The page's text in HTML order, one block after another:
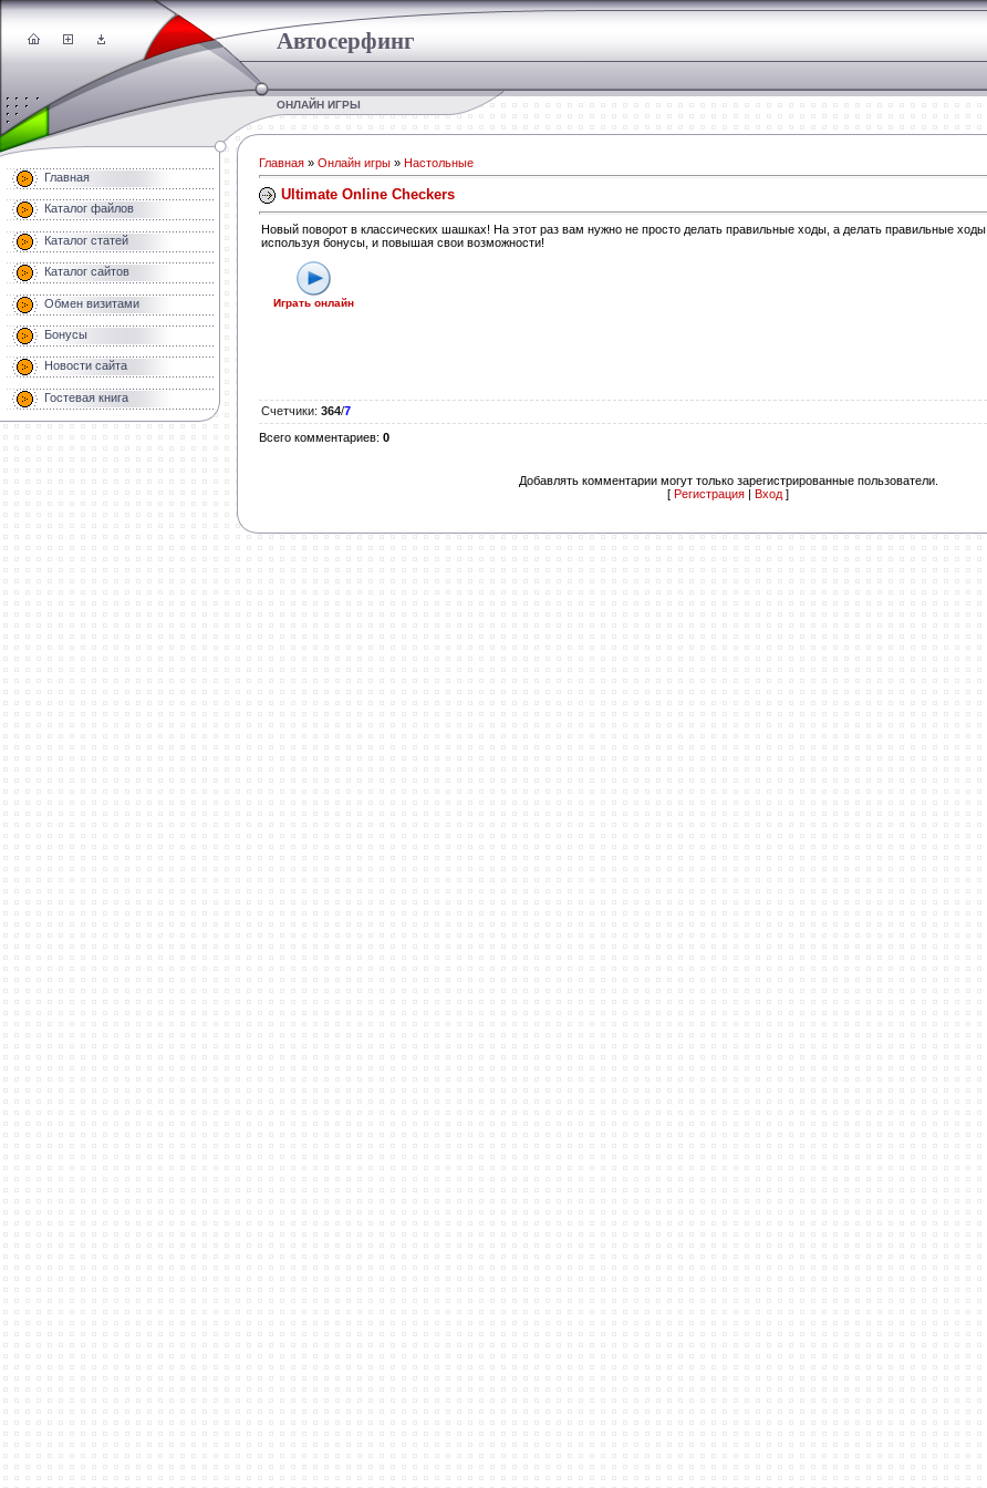
Автосерфинг
ОНЛАЙН ИГРЫ
Главная
Каталог файлов
Каталог статей
Каталог сайтов
Обмен визитами
Бонусы
Новости сайта
Гостевая книга
Главная » Онлайн игры » Настольные
Ultimate Online Checkers
Новый поворот в классических шашках! На этот раз вам нужно не просто делать правильные ходы, а делать правильные ходы,
используя бонусы, и повышая свои возможности!
Играть онлайн
Счетчики: 364/7
Всего комментариев: 0
Добавлять комментарии могут только зарегистрированные пользователи.
[ Регистрация Вход ]